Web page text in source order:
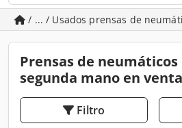
/ ... / Usados prensas de
Prensas de neumáticos
segunda mano en venta
Filtro